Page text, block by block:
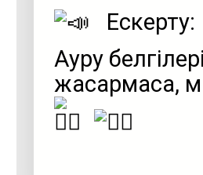
Ескерту:
Ауру
жақсармаса,